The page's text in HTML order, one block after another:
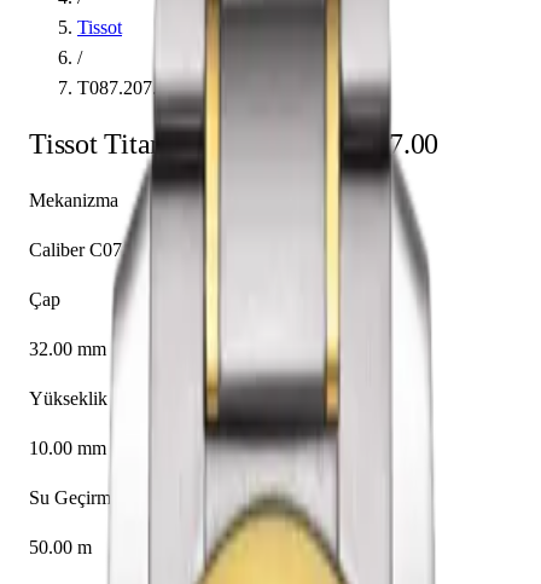
Tissot
/
T087.207.55.117.00
Tissot Titanium T087.207.55.117.00
Mekanizma
Caliber C07.111
Çap
32.00 mm
Yükseklik
10.00 mm
Su Geçirmezlik
50.00 m